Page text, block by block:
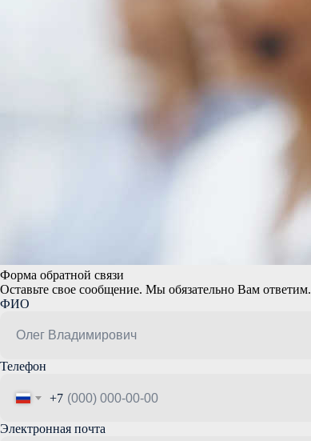
Форма обратной связи
Оставьте свое сообщение. Мы обязательно Вам ответим.
ФИО
Телефон
+7
Электронная почта